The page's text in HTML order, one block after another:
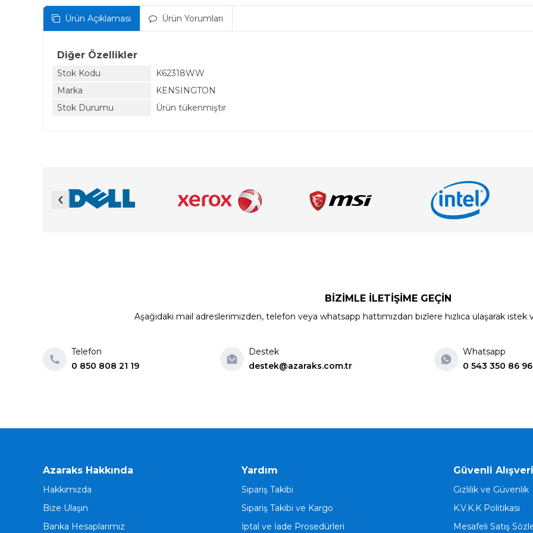
Ürün Açıklaması Ürün Yorumları
Diğer Özellikler
Stok Kodu
K62318WW
Marka
KENSINGTON
Stok Durumu
Ürün tükenmiştir
‹
BİZİMLE İLETİŞİME GEÇİN
Aşağıdaki mail adreslerimizden, telefon veya whatsapp hattımızdan bizlere hızlıca ulaşarak istek
Telefon
0 850 808 21 19
Destek
destek@azaraks.com.tr
Whatsapp
0 543 350 86 96
Azaraks Hakkında
Hakkımızda
Bize Ulaşın
Banka Hesaplarımız
Yardım
Sipariş Takibi
Sipariş Takibi ve Kargo
İptal ve İade Prosedürleri
Güvenli
Gizlilik ve Güvenlik
K.V.K.K Politikası
Mesafeli Satış